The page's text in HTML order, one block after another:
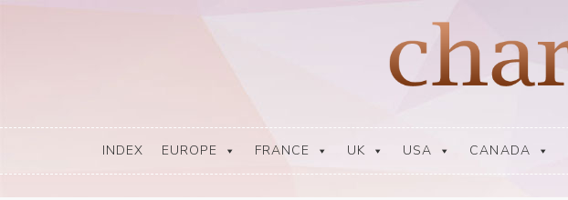
Europe Airplay Charts Radios Music Worldwide – Charly1300
European Music Charts plus USA and Australia
INDEX EUROPE FRANCE UK USA CANADA